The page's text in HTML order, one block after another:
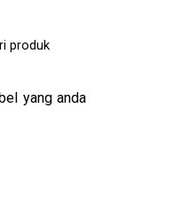
produk
yang anda